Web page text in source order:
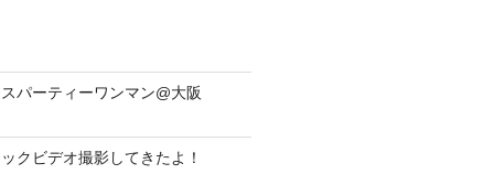
パーティーワンマン@大阪
クビデオ撮影してきたよ！